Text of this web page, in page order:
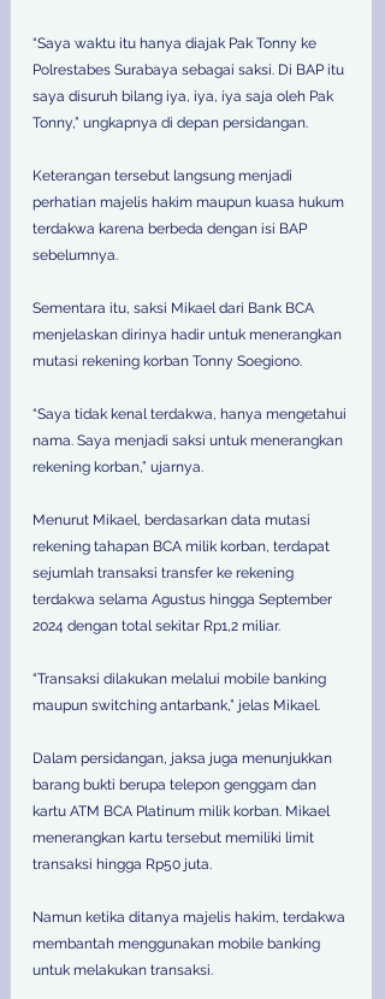
“Saya waktu itu hanya diajak Pak Tonny ke
Polrestabes Surabaya sebagai saksi. Di BAP itu
saya disuruh bilang iya, iya, iya saja oleh Pak
Tonny,” ungkapnya di depan persidangan.
Keterangan tersebut langsung menjadi
perhatian majelis hakim maupun kuasa hukum
terdakwa karena berbeda dengan isi BAP
sebelumnya.
Sementara itu, saksi Mikael dari Bank BCA
menjelaskan dirinya hadir untuk menerangkan
mutasi rekening korban Tonny Soegiono.
“Saya tidak kenal terdakwa, hanya mengetahui
nama. Saya menjadi saksi untuk menerangkan
rekening korban,” ujarnya.
Menurut Mikael, berdasarkan data mutasi
rekening tahapan BCA milik korban, terdapat
sejumlah transaksi transfer ke rekening
terdakwa selama Agustus hingga September
2024 dengan total sekitar Rp1,2 miliar.
“Transaksi dilakukan melalui mobile banking
maupun switching antarbank,” jelas Mikael.
Dalam persidangan, jaksa juga menunjukkan
barang bukti berupa telepon genggam dan
kartu ATM BCA Platinum milik korban. Mikael
menerangkan kartu tersebut memiliki limit
transaksi hingga Rp50 juta.
Namun ketika ditanya majelis hakim, terdakwa
membantah menggunakan mobile banking
untuk melakukan transaksi.